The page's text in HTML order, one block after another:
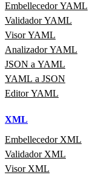
Embellecedor YAML
Validador YAML
Visor YAML
Analizador YAML
JSON a YAML
YAML a JSON
Editor YAML
XML
Embellecedor XML
Validador XML
Visor XML